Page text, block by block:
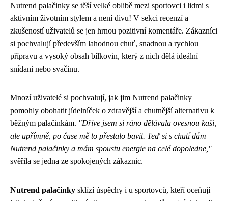
Nutrend palačinky se těší velké oblibě mezi sportovci i lidmi s
aktivním životním stylem a není divu! V sekci recenzí a
zkušeností uživatelů se jen hrnou pozitivní komentáře. Zákazníci
si pochvalují především lahodnou chuť, snadnou a rychlou
přípravu a vysoký obsah bílkovin, který z nich dělá ideální
snídani nebo svačinu.
Mnozí uživatelé si pochvalují, jak jim Nutrend palačinky
pomohly obohatit jídelníček o zdravější a chutnější alternativu k
běžným palačinkám. "Dříve jsem si ráno dělávala ovesnou kaši,
ale upřímně, po čase mě to přestalo bavit. Teď si s chutí dám
Nutrend palačinky a mám spoustu energie na celé dopoledne,"
svěřila se jedna ze spokojených zákaznic.
Nutrend palačinky sklízí úspěchy i u sportovců, kteří oceňují